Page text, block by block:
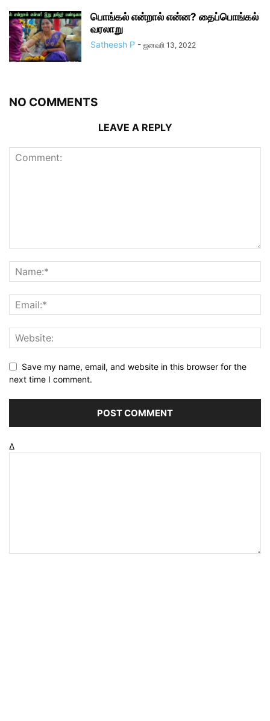
பொங்கல் என்றால் என்ன? தைப்பொங்கல்
வரலாறு
Satheesh P - ஜனவரி 13, 2022
NO COMMENTS
LEAVE A REPLY
Save my name, email, and website in this browser for the
next time I comment.
Δ